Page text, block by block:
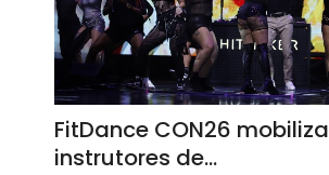
FitDance CON26 mobiliza
instrutores de…